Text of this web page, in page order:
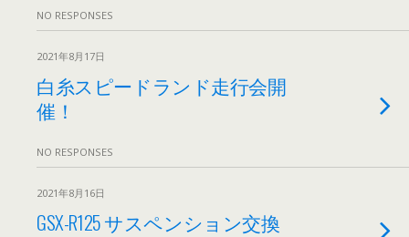
NO RESPONSES
2021年8月17日
白糸スピードランド走行会開
催！
NO RESPONSES
2021年8月16日
GSX-R125 サスペンション交換